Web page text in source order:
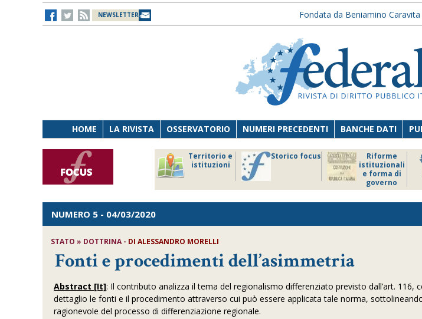
NEWSLETTER Fondata da Beniamino
HOME LA RIVISTA OSSERVATORIO NUMERI PRECEDENTI BANCHE DATI
Territorio e
istituzioni
Storico focus
Riforme
istituzionali
e forma di
governo
NUMERO 5 - 04/03/2020
STATO » DOTTRINA - DIALESSANDRO MORELLI
Fonti e procedimenti dell’asimmetria
Abstract [It]: Il contributo analizza il tema del regionalismo differenziato previsto dall’art. 116,
dettaglio le fonti e il procedimento attraverso cui può essere applicata tale norma, sottolineando
ragionevole del processo di differenziazione regionale.